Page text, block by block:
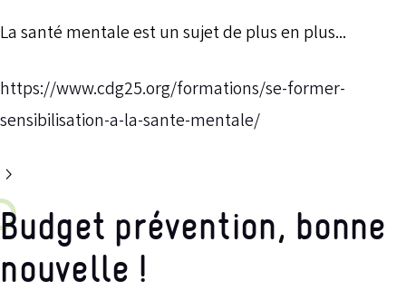
La santé mentale est un sujet de plus en plus...
https://www.cdg25.org/formations/se-former-
sensibilisation-a-la-sante-mentale/
Budget prévention, bonne
nouvelle !